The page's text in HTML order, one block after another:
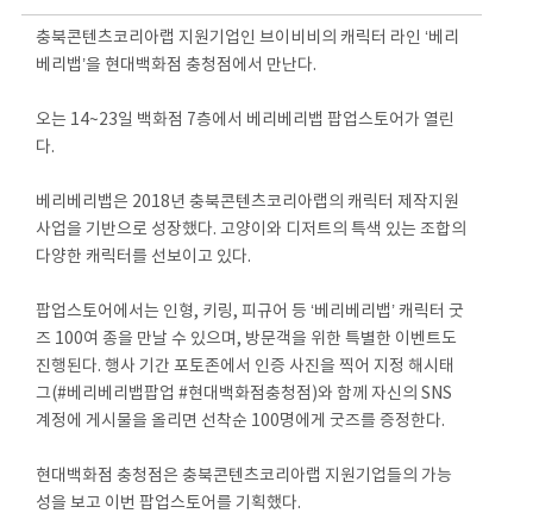
충북콘텐츠코리아랩 지원기업인 브이비비의 캐릭터 라인 ‘베리
베리뱁’을 현대백화점 충청점에서 만난다.
오는 14~23일 백화점 7층에서 베리베리뱁 팝업스토어가 열린
다.
베리베리뱁은 2018년 충북콘텐츠코리아랩의 캐릭터 제작지원
사업을 기반으로 성장했다. 고양이와 디저트의 특색 있는 조합의
다양한 캐릭터를 선보이고 있다.
팝업스토어에서는 인형, 키링, 피규어 등 ‘베리베리뱁’ 캐릭터 굿
즈 100여 종을 만날 수 있으며, 방문객을 위한 특별한 이벤트도
진행된다. 행사 기간 포토존에서 인증 사진을 찍어 지정 해시태
그(#베리베리뱁팝업 #현대백화점충청점)와 함께 자신의 SNS
계정에 게시물을 올리면 선착순 100명에게 굿즈를 증정한다.
현대백화점 충청점은 충북콘텐츠코리아랩 지원기업들의 가능
성을 보고 이번 팝업스토어를 기획했다.